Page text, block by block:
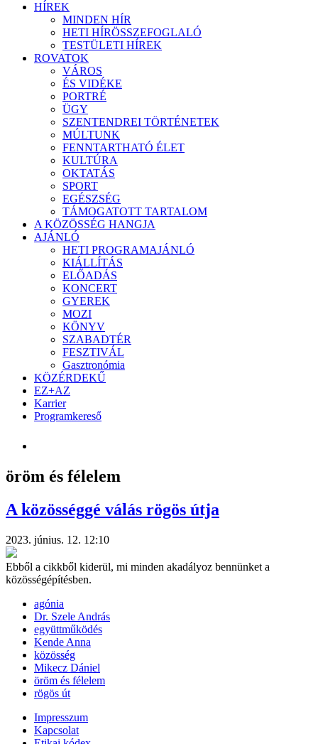
HÍREK
MINDEN HÍR
HETI HÍRÖSSZEFOGLALÓ
TESTÜLETI HÍREK
ROVATOK
VÁROS
ÉS VIDÉKE
PORTRÉ
ÜGY
SZENTENDREI TÖRTÉNETEK
MÚLTUNK
FENNTARTHATÓ ÉLET
KULTÚRA
OKTATÁS
SPORT
EGÉSZSÉG
TÁMOGATOTT TARTALOM
A KÖZÖSSÉG HANGJA
AJÁNLÓ
HETI PROGRAMAJÁNLÓ
KIÁLLÍTÁS
ELŐADÁS
KONCERT
GYEREK
MOZI
KÖNYV
SZABADTÉR
FESZTIVÁL
Gasztronómia
KÖZÉRDEKŰ
EZ+AZ
Karrier
Programkereső
öröm és félelem
A közösséggé válás rögös útja
2023. június. 12. 12:10
Ebből a cikkből kiderül, mi minden akadályoz bennünket a
közösségépítésben.
agónia
Dr. Szele András
együttműködés
Kende Anna
közösség
Mikecz Dániel
öröm és félelem
rögös út
Impresszum
Kapcsolat